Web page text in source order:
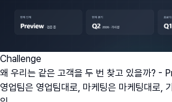
Challenge
왜 우리는 같은 고객을 두 번 찾고 있을까?
영업팀은 영업팀대로, 마케팅은 마케팅대로,